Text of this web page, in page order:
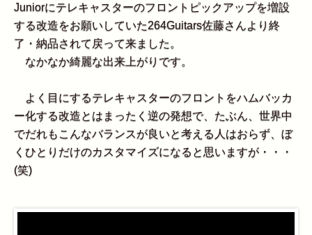
Juniorにテレキャスターのフロントピックアップを増設
する改造をお願いしていた264Guitars佐藤さんより終
了・納品されて戻って来ました。
なかなか綺麗な出来上がりです。
よく目にするテレキャスターのフロントをハムバッカ
ー化する改造とはまったく逆の発想で、たぶん、世界中
でだれもこんなバランスが良いと考える人はおらず、ぼ
くひとりだけのカスタマイズになると思いますが・・・
(笑)